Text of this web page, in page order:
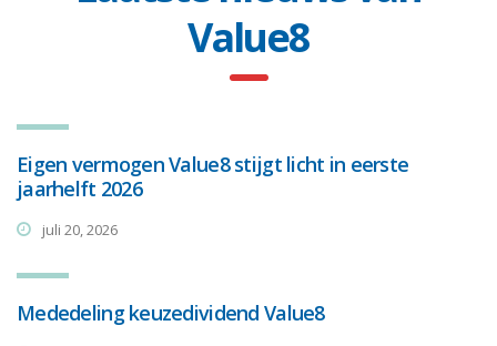
Value8
Eigen vermogen Value8 stijgt licht in eerste
jaarhelft 2026
juli 20, 2026
Mededeling keuzedividend Value8